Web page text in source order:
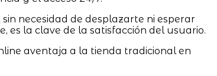
necesidad de desplazarte ni esperar
es la clave de la satisfacción del usuario.
aventaja a la tienda tradicional en